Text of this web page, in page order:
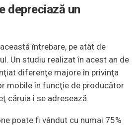
depreciază un
întrebare, pe atât de
Un studiu realizat în acest an de
diferenţe majore în privinţa
mobile în funcţie de producător
căruia i se adresează.
poate fi vândut cu numai 75%